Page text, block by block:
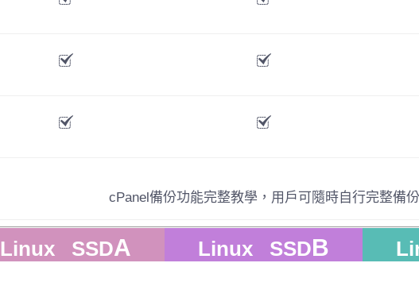
cPanel備份功能完整教學，用戶可隨時自行完整備份
Linux SSDA Linux SSDB